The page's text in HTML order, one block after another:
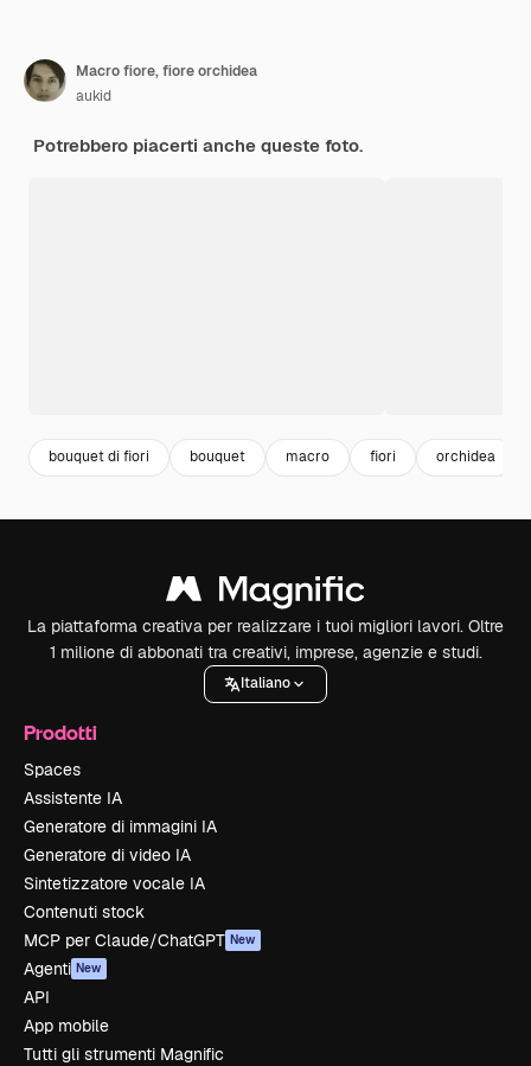
Macro fiore, fiore orchidea
aukid
Potrebbero piacerti anche queste foto.
bouquet di fiori bouquet macro fiori orchidea
La piattaforma creativa per realizzare i tuoi migliori lavori. Oltre
1 milione di abbonati tra creativi, imprese, agenzie e studi.
Italiano
Prodotti
Spaces
Assistente IA
Generatore di immagini IA
Generatore di video IA
Sintetizzatore vocale IA
Contenuti stock
MCP per Claude/ChatGPT New
Agenti New
API
App mobile
Tutti gli strumenti Magnific